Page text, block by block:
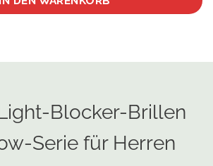
Blocker-Brillen
Serie für Herren